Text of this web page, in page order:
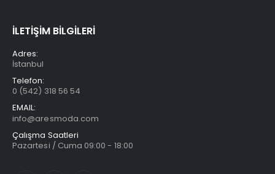
İLETİŞİM BİLGİLERİ
Adres:
İstanbul
Telefon:
0 (542) 318 56 54
EMAIL:
info@aresmoda.com
Çalışma Saatleri
Pazartesi / Cuma 09:00 - 18:00